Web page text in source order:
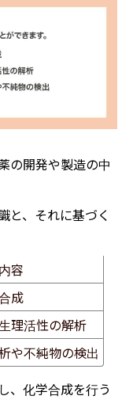
の開発や製造の中
と、それに基づく
容
成
理活性の解析
や不純物の検出
、化学合成を行う